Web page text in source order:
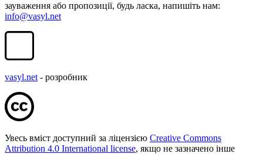
зауваження або пропозиції, будь ласка, напишіть нам:
info@vasyl.net
vasyl.net - розробник
Увесь вміст доступний за ліцензією Creative Commons
Attribution 4.0 International license, якщо не зазначено інше